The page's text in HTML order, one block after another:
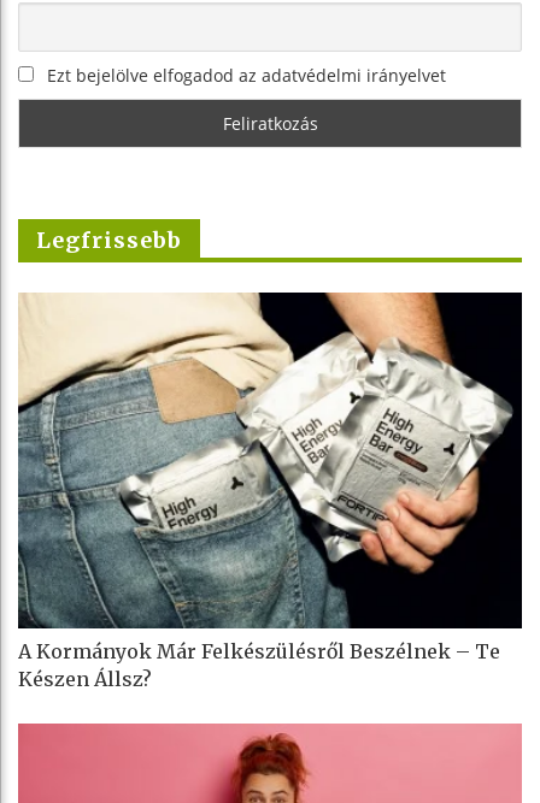
Ezt bejelölve elfogadod az adatvédelmi irányelvet
Legfrissebb
A Kormányok Már Felkészülésről Beszélnek – Te
Készen Állsz?